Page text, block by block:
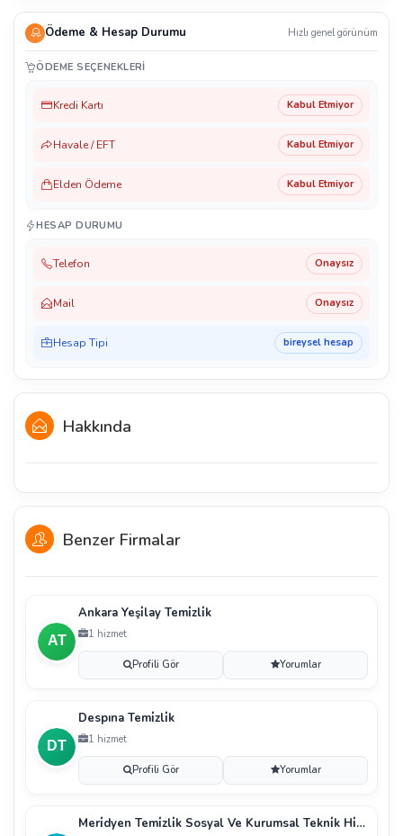
Ödeme & Hesap Durumu Hızlı genel görünüm
ÖDEME SEÇENEKLERI
Kredi Kartı Kabul Etmiyor
Havale / EFT Kabul Etmiyor
Elden Ödeme Kabul Etmiyor
HESAP DURUMU
Telefon Onaysız
Mail Onaysız
Hesap Tipi bireysel hesap
Hakkında
Benzer Firmalar
Ankara Yeşi̇lay Temi̇zli̇k
1 hizmet
Profili Gör Yorumlar
Despına Temi̇zli̇k
1 hizmet
Profili Gör Yorumlar
Meri̇dyen Temi̇zli̇k Sosyal Ve Kurumsal Tekni̇k Hi̇zmetler Yemekçi̇li̇k İnşaat Sanayi̇ Ve Ti̇caret Li̇mi̇ted Şi̇rketi̇